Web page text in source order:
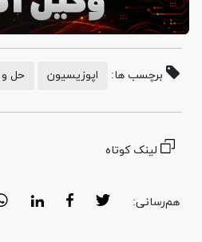
برچسب ها: اپوزیسیون حل
لینک کوتاه
هم‌رسانی: